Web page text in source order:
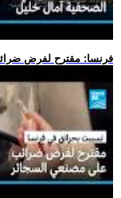
.. فرنسا: مقترح لفرض